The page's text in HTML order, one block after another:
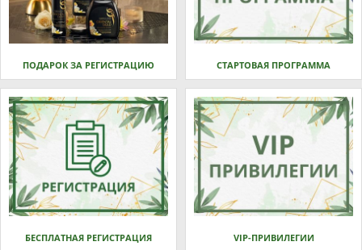
ПОДАРОК ЗА РЕГИСТРАЦИЮ СТАРТОВАЯ ПРОГРАММА
БЕСПЛАТНАЯ РЕГИСТРАЦИЯ VIP-ПРИВИЛЕГИИ